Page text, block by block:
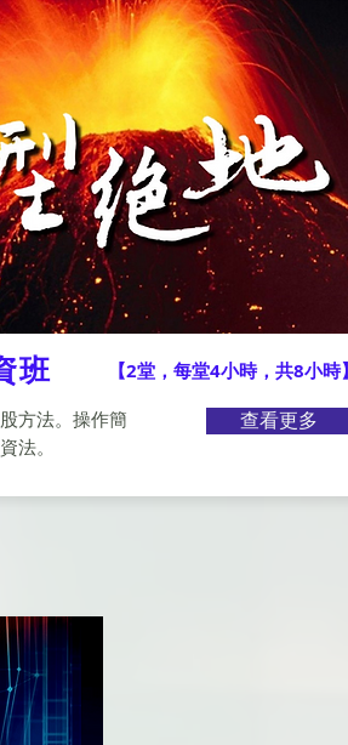
班 【2堂，每堂4小時，共8小時】
方法。操作簡
法。
查看更多